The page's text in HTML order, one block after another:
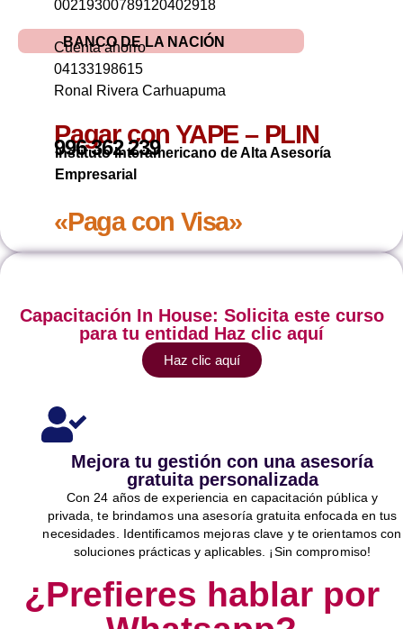
00219300789120402918
BANCO DE LA NACIÓN
Cuenta ahorro
04133198615
Ronal Rivera Carhuapuma
Pagar con YAPE – PLIN
996 362 239
Instituto Interamericano de Alta Asesoría
Empresarial
«Paga con Visa»
Capacitación In House: Solicita este curso
para tu entidad Haz clic aquí
Haz clic aquí
Mejora tu gestión con una asesoría
gratuita personalizada
Con 24 años de experiencia en capacitación pública y
privada, te brindamos una asesoría gratuita enfocada en tus
necesidades. Identificamos mejoras clave y te orientamos con
soluciones prácticas y aplicables. ¡Sin compromiso!
¿Prefieres hablar por